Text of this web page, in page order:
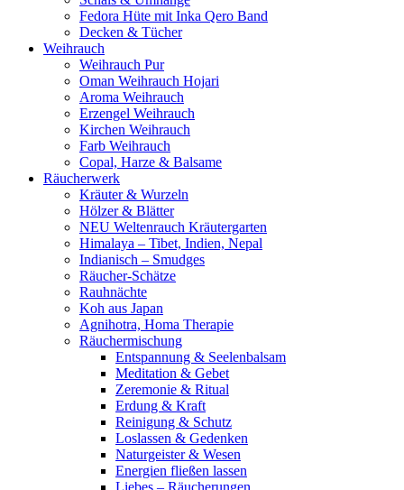
Fedora Hüte mit Inka Qero Band
Decken & Tücher
Weihrauch
Weihrauch Pur
Oman Weihrauch Hojari
Aroma Weihrauch
Erzengel Weihrauch
Kirchen Weihrauch
Farb Weihrauch
Copal, Harze & Balsame
Räucherwerk
Kräuter & Wurzeln
Hölzer & Blätter
NEU Weltenrauch Kräutergarten
Himalaya – Tibet, Indien, Nepal
Indianisch – Smudges
Räucher-Schätze
Rauhnächte
Koh aus Japan
Agnihotra, Homa Therapie
Räuchermischung
Entspannung & Seelenbalsam
Meditation & Gebet
Zeremonie & Ritual
Erdung & Kraft
Reinigung & Schutz
Loslassen & Gedenken
Naturgeister & Wesen
Energien fließen lassen
Liebes – Räucherungen